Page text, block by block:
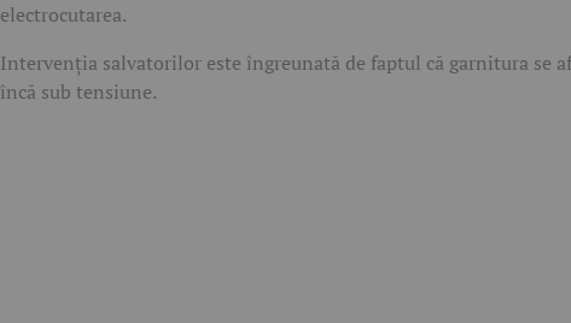
electrocutarea.
Intervenția salvatorilor este îngreunată de faptul că garnitura se
încă sub tensiune.